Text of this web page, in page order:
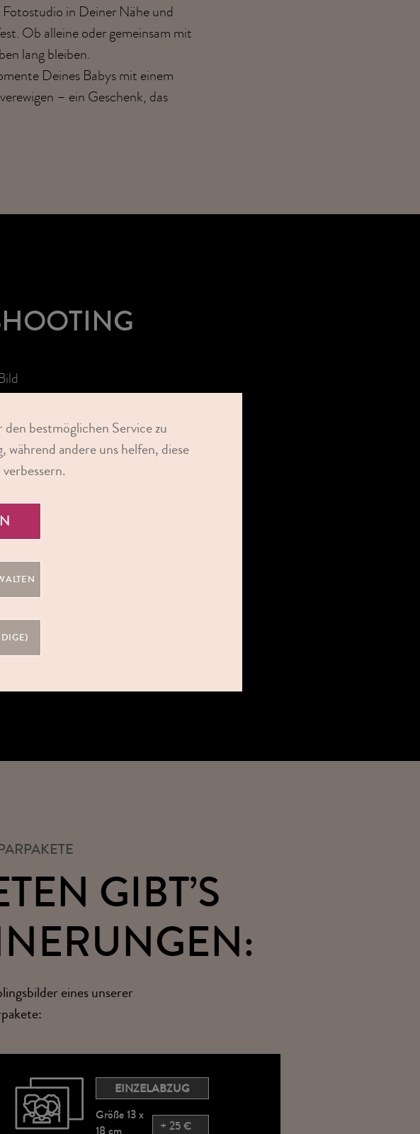
in Deiner Nähe und
Ob alleine oder gemeinsam mit
lang bleiben.
Deines Babys mit einem
– ein Geschenk, das
GIBT’S
eines unserer
EINZELABZUG
Größe 13 x
18 cm
+ 25 €
bestmöglichen Service zu
andere uns helfen, diese